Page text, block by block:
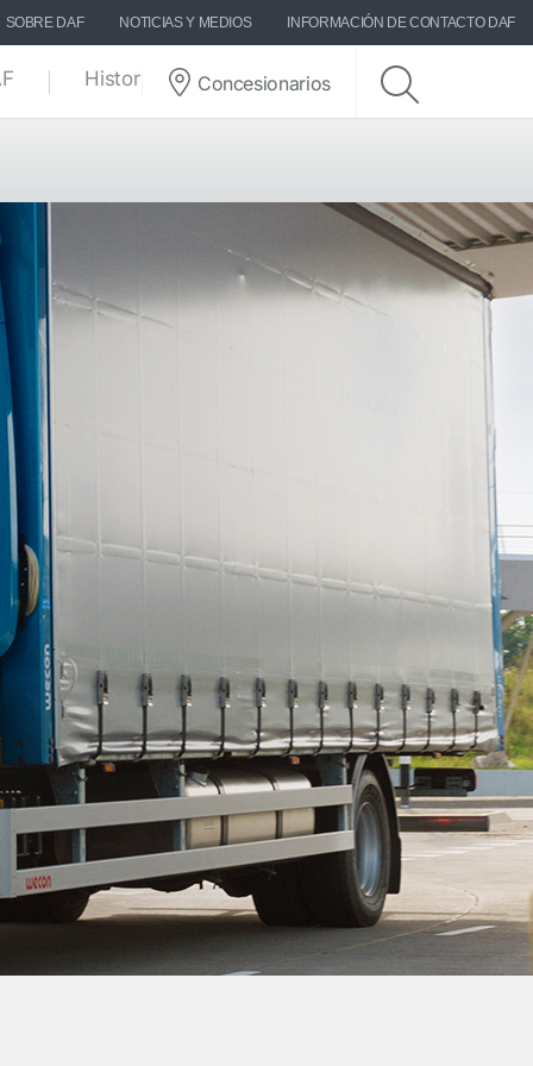
SOBRE DAF NOTICIAS Y MEDIOS INFORMACIÓN DE CONTACTO DAF
Historias DAFConcesionarios